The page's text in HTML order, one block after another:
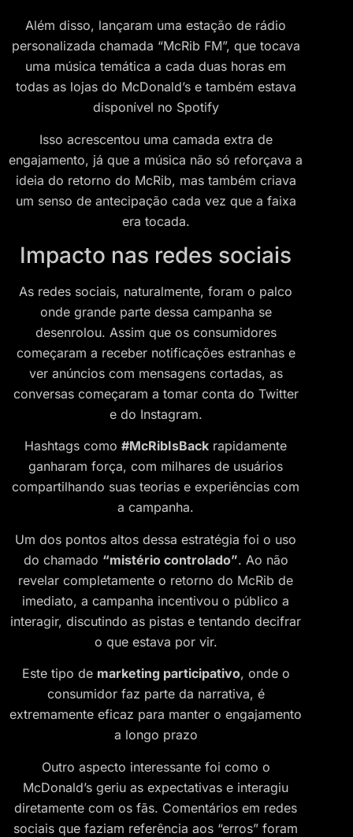
Além disso, lançaram uma estação de rádio
personalizada chamada “McRib FM”, que tocava
uma música temática a cada duas horas em
todas as lojas do McDonald’s e também estava
disponível no Spotify​
Isso acrescentou uma camada extra de
engajamento, já que a música não só reforçava a
ideia do retorno do McRib, mas também criava
um senso de antecipação cada vez que a faixa
era tocada.
Impacto nas redes sociais
As redes sociais, naturalmente, foram o palco
onde grande parte dessa campanha se
desenrolou. Assim que os consumidores
começaram a receber notificações estranhas e
ver anúncios com mensagens cortadas, as
conversas começaram a tomar conta do Twitter
e do Instagram.
Hashtags como #McRibIsBack rapidamente
ganharam força, com milhares de usuários
compartilhando suas teorias e experiências com
a campanha.
Um dos pontos altos dessa estratégia foi o uso
do chamado “mistério controlado”. Ao não
revelar completamente o retorno do McRib de
imediato, a campanha incentivou o público a
interagir, discutindo as pistas e tentando decifrar
o que estava por vir.
Este tipo de marketing participativo, onde o
consumidor faz parte da narrativa, é
extremamente eficaz para manter o engajamento
a longo prazo​
Outro aspecto interessante foi como o
McDonald’s geriu as expectativas e interagiu
diretamente com os fãs. Comentários em redes
sociais que faziam referência aos “erros” foram